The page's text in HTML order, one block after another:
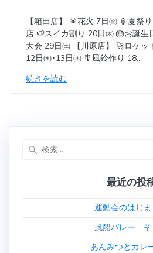
【箱田店】 🎇花火 7日㈮ 🏮夏祭
店 🍉スイカ割り 20日㈭ 🎂お誕生
大会 29日㈯ 【川原店】 🚀ロケッ
12日㈬･13日㈭ 🎐風鈴作り 18…
続きを読む
最近の投
運動会のはじま
風船バレー そ
あんみつとカレ